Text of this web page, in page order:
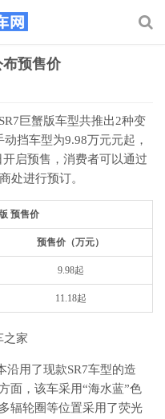
布预售价
巨蟹版车型共推出2种变
挡车型为9.98万元元起，
开启预售，消费者可以通过
处进行预订。
预售价
预售价（万元）
9.98起
11.18起
用了现款SR7车型的造
面，该车采用“海水蓝”色
辐轮圈等位置采用了荧光